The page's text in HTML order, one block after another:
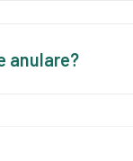
anulare?